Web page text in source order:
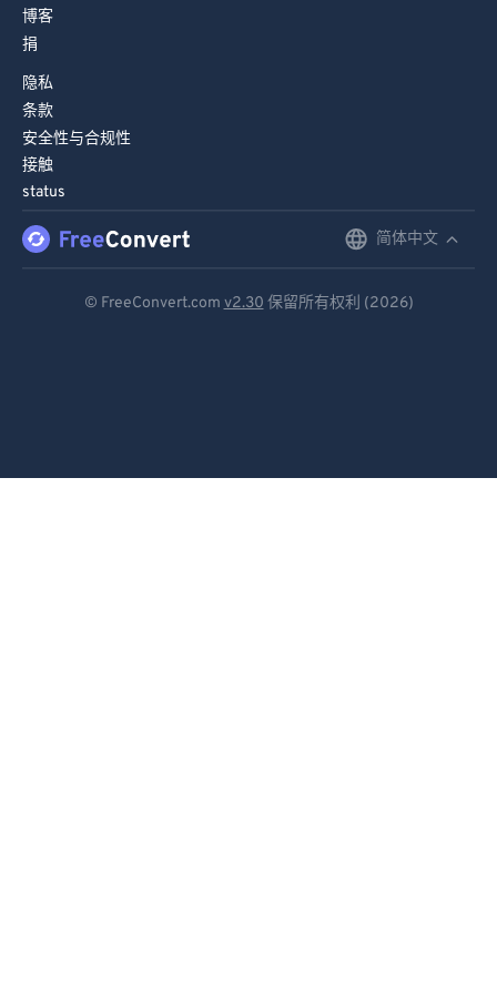
博客
捐
隐私
条款
安全性与合规性
接触
status
简体中文
© FreeConvert.com v2.30 保留所有权利 (2026)